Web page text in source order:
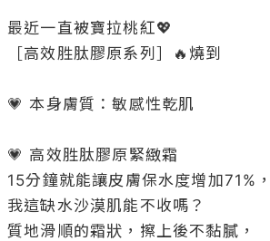
最近一直被寶拉桃紅💖
［高效胜肽膠原系列］🔥燒到
💗 本身膚質：敏感性乾肌
💗 高效胜肽膠原緊緻霜
15分鐘就能讓皮膚保水度增加71%，
我這缺水沙漠肌能不收嗎？
質地滑順的霜狀，擦上後不黏膩，